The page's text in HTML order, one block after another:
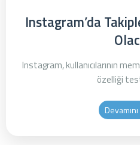
Instagram’da
Instagram, kullanıcılarının
özelliği